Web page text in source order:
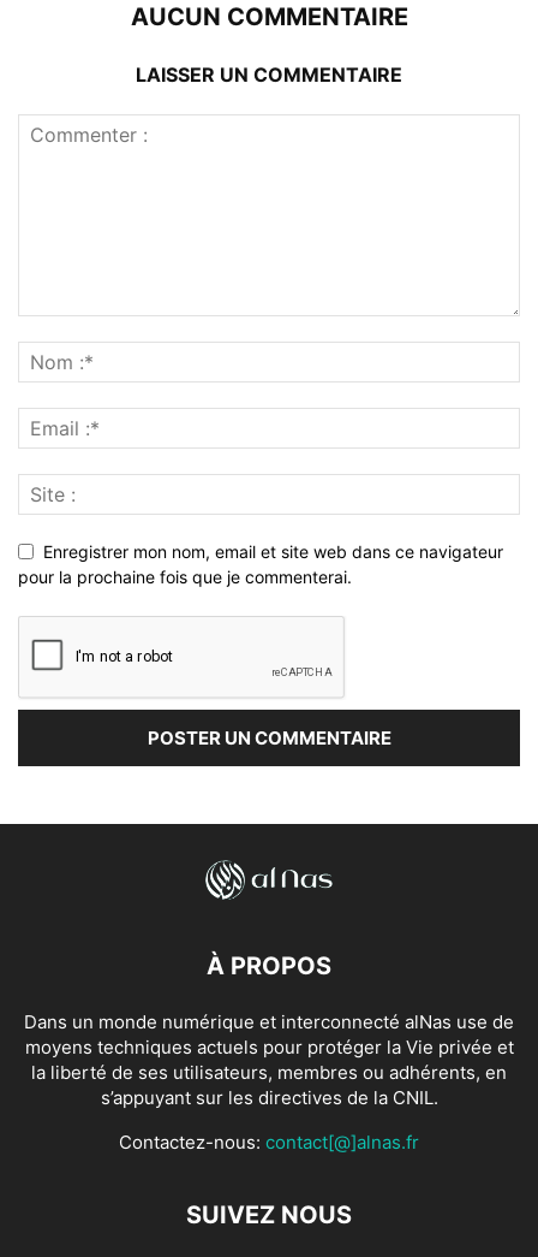
AUCUN COMMENTAIRE
LAISSER UN COMMENTAIRE
Enregistrer mon nom, email et site web dans ce navigateur
pour la prochaine fois que je commenterai.
À PROPOS
Dans un monde numérique et interconnecté alNas use de
moyens techniques actuels pour protéger la Vie privée et
la liberté de ses utilisateurs, membres ou adhérents, en
s’appuyant sur les directives de la CNIL.
Contactez-nous: contact[@]alnas.fr
SUIVEZ NOUS